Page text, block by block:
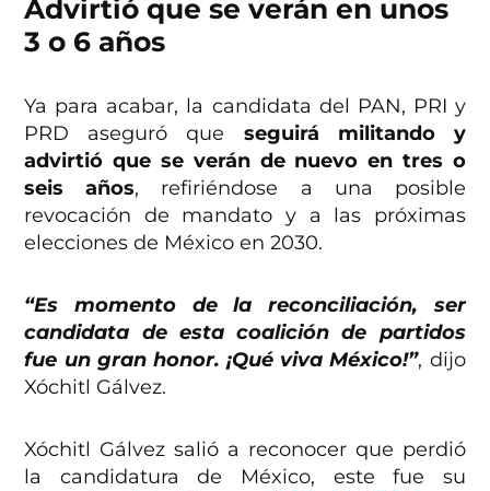
Advirtió que se verán en unos
3 o 6 años
Ya para acabar, la candidata del PAN, PRI y
PRD aseguró que seguirá militando y
advirtió que se verán de nuevo en tres o
seis años, refiriéndose a una posible
revocación de mandato y a las próximas
elecciones de México en 2030.
“Es momento de la reconciliación, ser
candidata de esta coalición de partidos
fue un gran honor. ¡Qué viva México!”, dijo
Xóchitl Gálvez.
Xóchitl Gálvez salió a reconocer que perdió
la candidatura de México, este fue su